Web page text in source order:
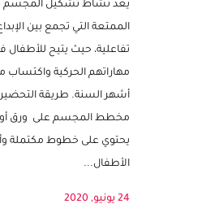
النشاط مزود بملف
يعد نشاط تشكيل المجسم
الممتعة التي تجمع بين
تفاعلية، حيث يتيح للأطفال
مهاراتهم الحركية
أشهر السنة. طريقة
مخطط المجسم على ورق أو
يحتوي على خطوط مكتملة